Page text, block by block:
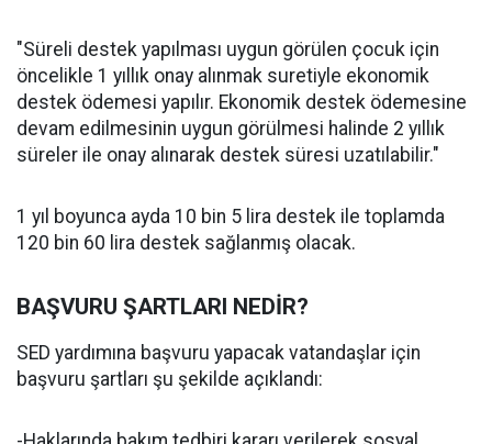
"Süreli destek yapılması uygun görülen çocuk için
öncelikle 1 yıllık onay alınmak suretiyle ekonomik
destek ödemesi yapılır. Ekonomik destek ödemesine
devam edilmesinin uygun görülmesi halinde 2 yıllık
süreler ile onay alınarak destek süresi uzatılabilir."
1 yıl boyunca ayda 10 bin 5 lira destek ile toplamda
120 bin 60 lira destek sağlanmış olacak.
BAŞVURU ŞARTLARI NEDİR?
SED yardımına başvuru yapacak vatandaşlar için
başvuru şartları şu şekilde açıklandı: